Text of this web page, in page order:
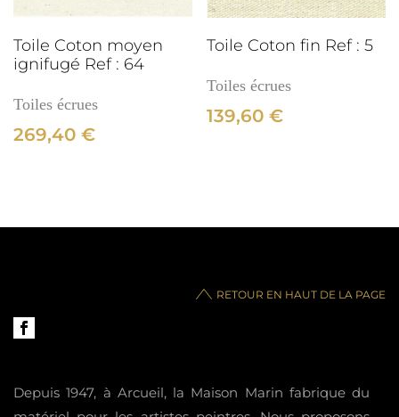
Toile Coton moyen
ignifugé Ref : 64
Toiles écrues
269,40 €
Toile Coton fin Ref : 5
Toiles écrues
139,60€
RETOUR EN HAUT DE LA PAGE
Depuis 1947, à Arcueil, la Maison Marin fabrique du